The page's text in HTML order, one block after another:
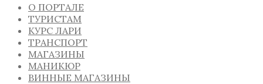
О ПОРТАЛЕ
ТУРИСТАМ
КУРС ЛАРИ
ТРАНСПОРТ
МАГАЗИНЫ
МАНИКЮР
ВИННЫЕ МАГАЗИНЫ